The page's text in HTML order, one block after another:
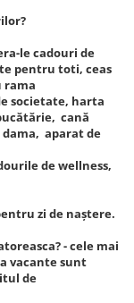
le cadouri de
pentru toti, ceas
rama
societate, harta
cană
aparat de
de wellness,
zi de naștere.
- cele mai
vacante sunt
de